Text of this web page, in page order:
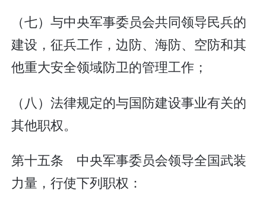
（七）与中央军事委员会共同领导民兵的
建设，征兵工作，边防、海防、空防和其
他重大安全领域防卫的管理工作；
（八）法律规定的与国防建设事业有关的
其他职权。
第十五条 中央军事委员会领导全国武装
力量，行使下列职权：